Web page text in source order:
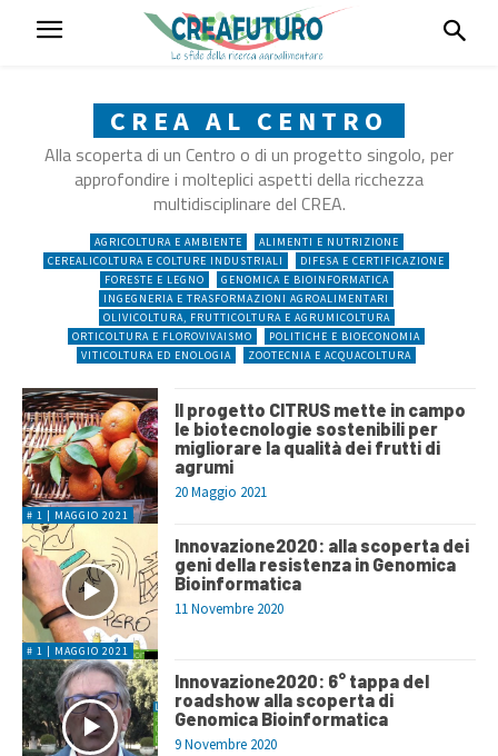
CREA AL CENTRO
Alla scoperta di un Centro o di un progetto singolo, per
approfondire i molteplici aspetti della ricchezza
multidisciplinare del CREA.
AGRICOLTURA E AMBIENTE
ALIMENTI E NUTRIZIONE
CEREALICOLTURA E COLTURE INDUSTRIALI
DIFESA E CERTIFICAZIONE
FORESTE E LEGNO
GENOMICA E BIOINFORMATICA
INGEGNERIA E TRASFORMAZIONI AGROALIMENTARI
OLIVICOLTURA, FRUTTICOLTURA E AGRUMICOLTURA
ORTICOLTURA E FLOROVIVAISMO
POLITICHE E BIOECONOMIA
VITICOLTURA ED ENOLOGIA
ZOOTECNIA E ACQUACOLTURA
# 1 | MAGGIO 2021
Il progetto CITRUS mette in campo
le biotecnologie sostenibili per
migliorare la qualità dei frutti di
agrumi
20 Maggio 2021
# 1 | MAGGIO 2021
Innovazione2020: alla scoperta dei
geni della resistenza in Genomica
Bioinformatica
11 Novembre 2020
Innovazione2020: 6° tappa del
roadshow alla scoperta di
Genomica Bioinformatica
9 Novembre 2020